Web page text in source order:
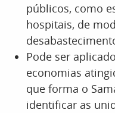
públicos, como
hospitais, de
Pode ser
economias
que forma o
identificar as